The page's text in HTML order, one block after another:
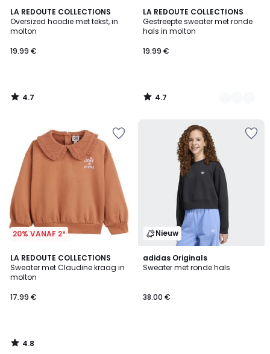
LA REDOUTE COLLECTIONS
Oversized hoodie met tekst, in
molton
19.99 €
4.7
/ 5
4.7
/
LA REDOUTE COLLECTIONS
Gestreepte sweater met ronde
hals in molton
19.99 €
4.7
/ 5
2
Kleuren
4.7
/
20% VANAF 2*
LA REDOUTE COLLECTIONS
Sweater met Claudine kraag in
molton
17.99 €
4.8
/ 5
4.8
/
Nieuw
adidas Originals
Sweater met ronde hals
38.00 €